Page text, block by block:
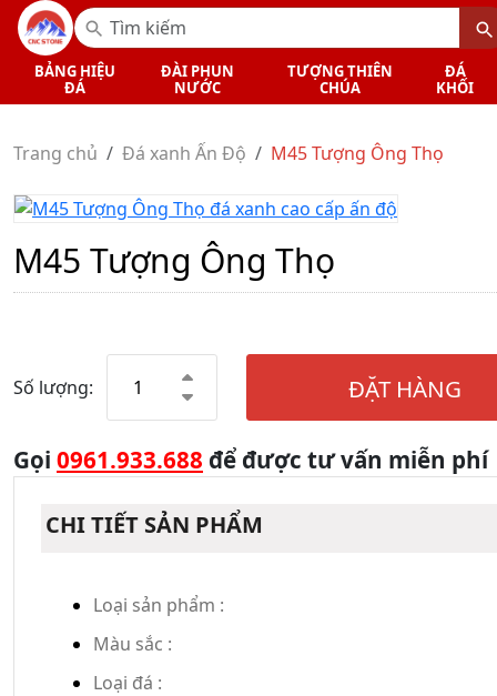
BẢNG HIỆU
ĐÁ
ĐÀI PHUN
NƯỚC
TƯỢNG THIÊN
CHÚA
ĐÁ
KHỐI
Trang chủ Đá xanh Ấn Độ M45 Tượng Ông Thọ
M45 Tượng Ông Thọ
Số lượng: ĐẶT HÀNG
Gọi 0961.933.688 để được tư vấn miễn phí
CHI TIẾT SẢN PHẨM
Loại sản phẩm :
Màu sắc :
Loại đá :